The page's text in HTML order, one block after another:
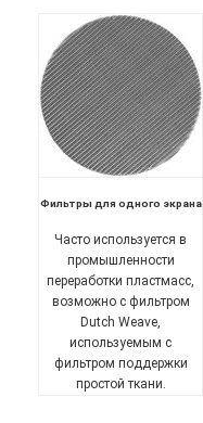
Фильтры для одного экрана
Часто используется в
промышленности
переработки пластмасс,
возможно с фильтром
Dutch Weave,
используемым с
фильтром поддержки
простой ткани.